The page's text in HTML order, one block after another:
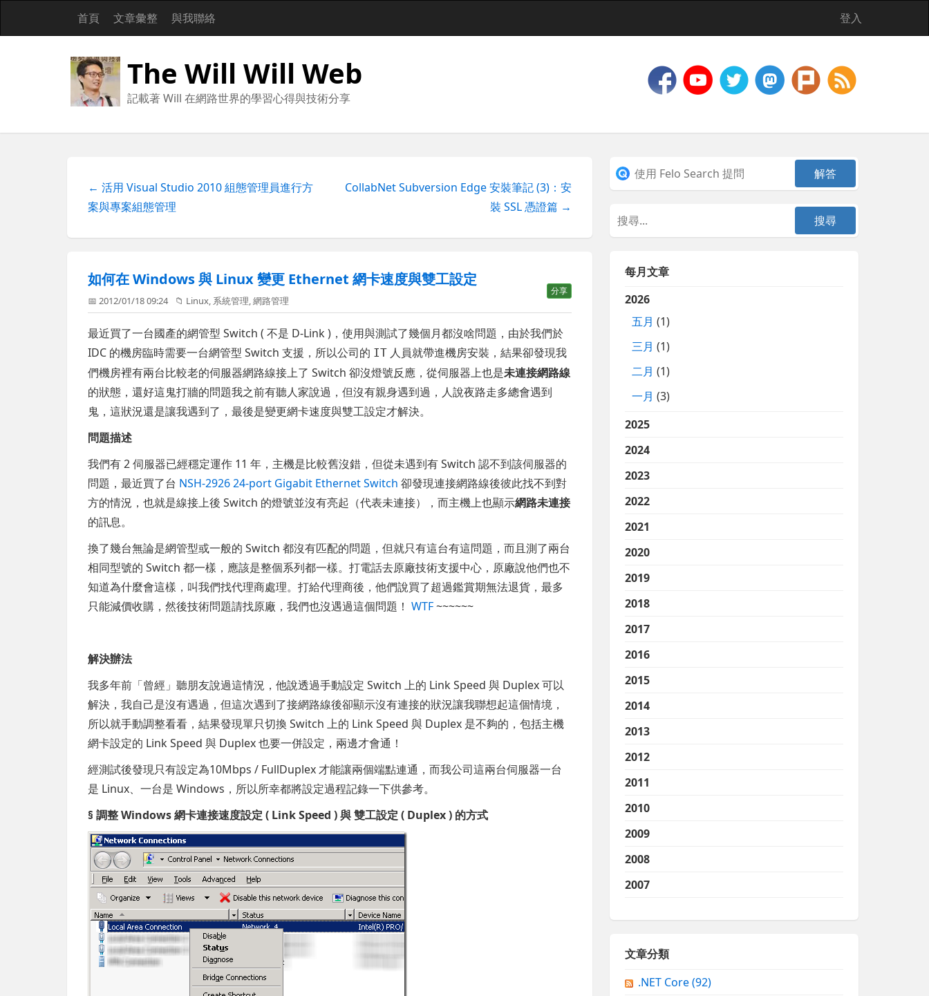
首頁 文章彙整 與我聯絡 登入
The Will Will Web
記載著 Will 在網路世界的學習心得與技術分享
← 活用 Visual Studio 2010 組態管理員進行方
案與專案組態管理
CollabNet Subversion Edge 安裝筆記 (3)：安
裝 SSL 憑證篇 →
如何在 Windows 與 Linux 變更 Ethernet 網卡速度與雙工設定
分享
📅 2012/01/18 09:24 📁 Linux, 系統管理,網路管理
最近買了一台國產的網管型 Switch ( 不是 D-Link )，使用與測試了幾個月都沒啥問題，由於我們於
IDC 的機房臨時需要一台網管型 Switch 支援，所以公司的 IT 人員就帶進機房安裝，結果卻發現我
們機房裡有兩台比較老的伺服器網路線接上了 Switch 卻沒燈號反應，從伺服器上也是未連接網路線
的狀態，還好這鬼打牆的問題我之前有聽人家說過，但沒有親身遇到過，人說夜路走多總會遇到
鬼，這狀況還是讓我遇到了，最後是變更網卡速度與雙工設定才解決。
問題描述
我們有 2 伺服器已經穩定運作 11 年，主機是比較舊沒錯，但從未遇到有 Switch 認不到該伺服器的
問題，最近買了台 NSH-2926 24-port Gigabit Ethernet Switch 卻發現連接網路線後彼此找不到對
方的情況，也就是線接上後 Switch 的燈號並沒有亮起（代表未連接），而主機上也顯示網路未連接
的訊息。
換了幾台無論是網管型或一般的 Switch 都沒有匹配的問題，但就只有這台有這問題，而且測了兩台
相同型號的 Switch 都一樣，應該是整個系列都一樣。打電話去原廠技術支援中心，原廠說他們也不
知道為什麼會這樣，叫我們找代理商處理。打給代理商後，他們說買了超過鑑賞期無法退貨，最多
只能減價收購，然後技術問題請找原廠，我們也沒遇過這個問題！WTF~~~~~~
解決辦法
我多年前「曾經」聽朋友說過這情況，他說透過手動設定 Switch 上的 Link Speed 與 Duplex 可以
解決，我自己是沒有遇過，但這次遇到了接網路線後卻顯示沒有連接的狀況讓我聯想起這個情境，
所以就手動調整看看，結果發現單只切換 Switch 上的 Link Speed 與 Duplex 是不夠的，包括主機
網卡設定的 Link Speed 與 Duplex 也要一併設定，兩邊才會通！
經測試後發現只有設定為10Mbps / FullDuplex 才能讓兩個端點連通，而我公司這兩台伺服器一台
是 Linux、一台是 Windows，所以所幸都將設定過程記錄一下供參考。
§ 調整 Windows 網卡連接速度設定 ( Link Speed ) 與 雙工設定 ( Duplex ) 的方式
每月文章
2026
五月 (1)
三月 (1)
二月 (1)
一月 (3)
2025
2024
2023
2022
2021
2020
2019
2018
2017
2016
2015
2014
2013
2012
2011
2010
2009
2008
2007
文章分類
.NET Core(92)